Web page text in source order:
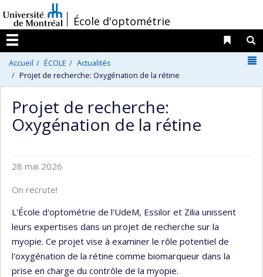
au
contenu
/École d'optométrie
Menu
Liens
Accueil ÉCOLE
Actualités
Projet de recherche: Oxygénation de la rétine
Projet de recherche:
Oxygénation de la rétine
28 mai 2026
On recrute!
L'École d'optométrie de l'UdeM, Essilor et Zilia unissent
leurs expertises dans un projet de recherche sur la
myopie. Ce projet vise à examiner le rôle potentiel de
l'oxygénation de la rétine comme biomarqueur dans la
prise en charge du contrôle de la myopie.